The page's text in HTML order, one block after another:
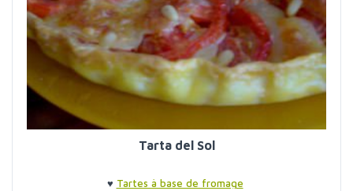
Tarta del Sol
♥ Tartes à base de fromage